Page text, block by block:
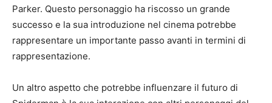
Parker. Questo personaggio ha riscosso un grande
successo e la sua introduzione nel cinema potrebbe
rappresentare un importante passo avanti in termini di
rappresentazione.
Un altro aspetto che potrebbe influenzare il futuro di